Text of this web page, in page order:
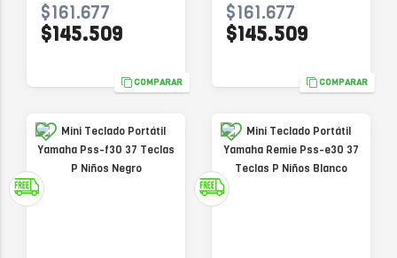
$161.677
$145.509
COMPARAR
$161.677
$145.509
COMPARAR